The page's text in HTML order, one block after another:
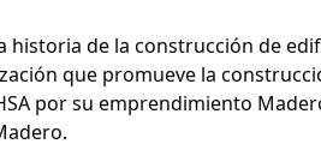
historia de la construcción de
que promueve la
por su emprendimiento